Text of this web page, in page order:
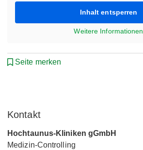
Inhalt entsperren
Weitere Informationen
Seite merken
Kontakt
Hochtaunus-Kliniken gGmbH
Medizin-Controlling